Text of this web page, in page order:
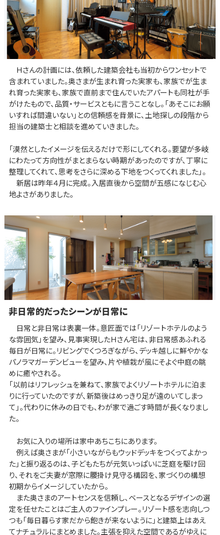
Ｈさんの計画には、依頼した建築会社も当初からワンセットで
含まれていました。奥さまが生まれ育った実家も、家族でが生ま
れ育った実家も、家族で直前まで住んでいたアパートも同社が手
がけたもので、品質・サービスともに言うことなし。「あそこにお願
いすれば間違いない」との信頼感を背景に、土地探しの段階から
担当の建築士と相談を進めていきました。
「漠然としたイメージを伝えるだけで形にしてくれる。要望が多岐
にわたって方向性がまとまらない時期があったのですが、丁寧に
整理してくれて、思考をさらに深める下地をつくってくれました」。
新居は昨年４月に完成。入居直後から空間が五感になじむ心
地よさがありました。
非日常的だったシーンが日常に
日常と非日常は表裏一体。意匠面では「リゾートホテルのよう
な雰囲気」を望み、見事実現したＨさん宅は、非日常感あふれる
毎日が日常に。リビングでくつろぎながら、デッキ越しに鮮やかな
パノラマガーデンビューを望み、片や植栽が風にそよぐ中庭の眺
めに癒やされる。
「以前はリフレッシュを兼ねて、家族でよくリゾートホテルに泊ま
りに行っていたのですが、新築後はめっきり足が遠のいてしまっ
て」。代わりに休みの日でも、わが家で過ごす時間が長くなりまし
た。
お気に入りの場所は家中あちこちにあります。
例えば奥さまが「小さいながらもウッドデッキをつくってよかっ
た」と振り返るのは、子どもたちが元気いっぱいに芝庭を駆け回
り、それをご夫妻が窓際に腰掛け見守る構図を、家づくりの構想
初期からイメージしていたから。
また奥さまのアートセンスを信頼し、ベースとなるデザインの選
定を任せたことはご主人のファインプレー。リゾート感を志向しつ
つも「毎日暮らす家だから飽きが来ないように」と建築上はあえ
てナチュラルにまとめました。主張を抑えた空間であるがゆえに